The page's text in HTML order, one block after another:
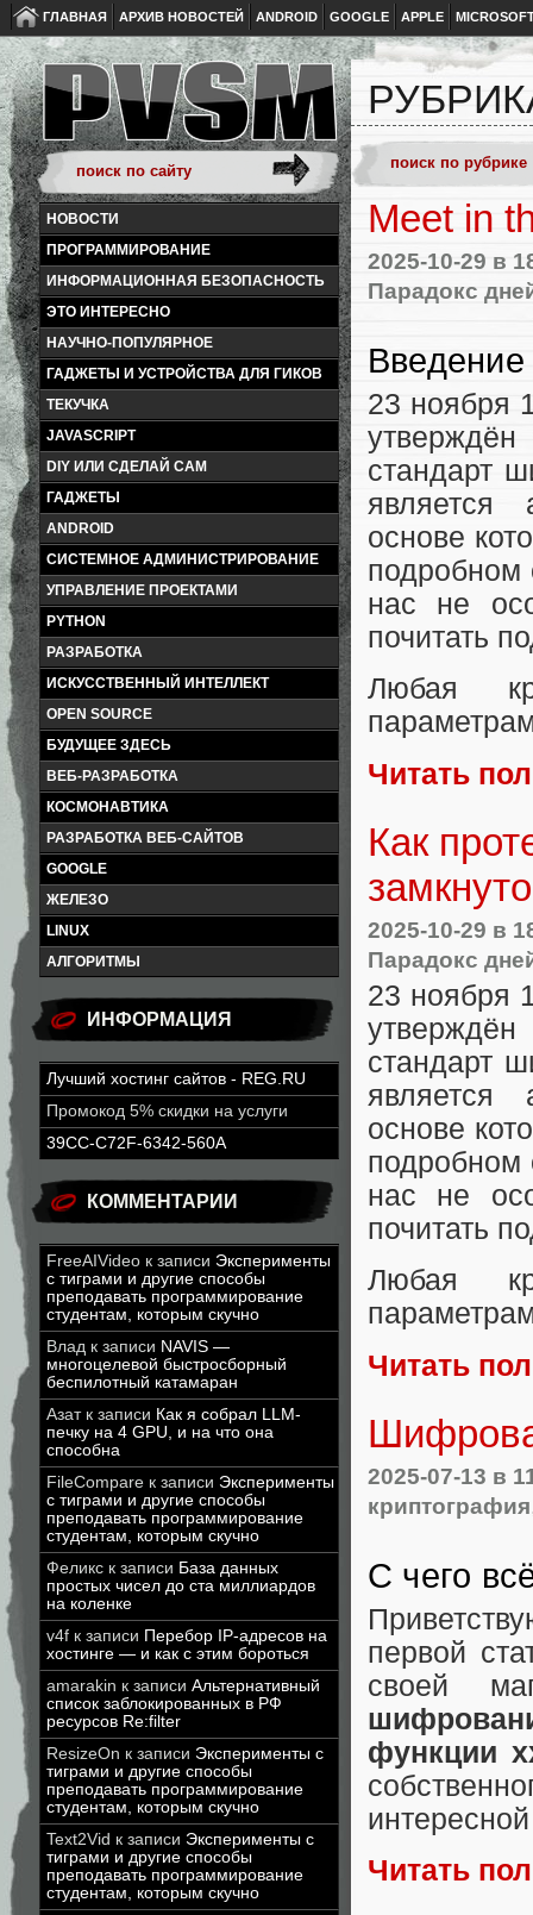
ГЛАВНАЯ АРХИВ НОВОСТЕЙ ANDROID GOOGLE APPLE
НОВОСТИ
ПРОГРАММИРОВАНИЕ
ИНФОРМАЦИОННАЯ БЕЗОПАСНОСТЬ
ЭТО ИНТЕРЕСНО
НАУЧНО-ПОПУЛЯРНОЕ
ГАДЖЕТЫ И УСТРОЙСТВА ДЛЯ ГИКОВ
ТЕКУЧКА
JAVASCRIPT
DIY ИЛИ СДЕЛАЙ САМ
ГАДЖЕТЫ
ANDROID
СИСТЕМНОЕ АДМИНИСТРИРОВАНИЕ
УПРАВЛЕНИЕ ПРОЕКТАМИ
PYTHON
РАЗРАБОТКА
ИСКУССТВЕННЫЙ ИНТЕЛЛЕКТ
OPEN SOURCE
БУДУЩЕЕ ЗДЕСЬ
ВЕБ-РАЗРАБОТКА
КОСМОНАВТИКА
РАЗРАБОТКА ВЕБ-САЙТОВ
GOOGLE
ЖЕЛЕЗО
LINUX
АЛГОРИТМЫ
ИНФОРМАЦИЯ
Лучший хостинг сайтов - REG.RU
Промокод 5% скидки на услуги
39CC-C72F-6342-560A
КОММЕНТАРИИ
FreeAIVideo к записи Эксперименты
с тиграми и другие способы
преподавать программирование
студентам, которым скучно
Влад к записи NAVIS —
многоцелевой быстросборный
беспилотный катамаран
Азатк записи Как я собрал LLM-
печку на 4 GPU, и на что она
способна
FileCompare к записи Эксперименты
с тиграми и другие способы
преподавать программирование
студентам, которым скучно
Феликс к записи База данных
простых чисел до ста миллиардов
на коленке
v4f к записи Перебор IP-адресов на
хостинге — и как с этим бороться
amarakin к записи Альтернативный
список заблокированных в РФ
ресурсов Re:filter
ResizeOn к записи Эксперименты с
тиграми и другие способы
преподавать программирование
студентам, которым скучно
Text2Vid к записи Эксперименты с
тиграми и другие способы
преподавать программирование
студентам, которым скучно
Meet in
2025-10-29 в
Парадокс
Введение
23 ноября
стандарт
является
основе
подробном
нас не
почитать
Любая
Читать
Как
2025-10-29 в
Парадокс
23 ноября
стандарт
является
основе
подробном
нас не
почитать
Любая
Читать
2025-07-13 в
криптография
С чего
первой
своей
функции
Читать